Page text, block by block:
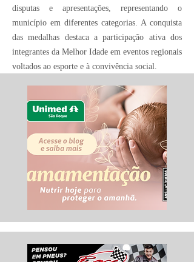
disputas e apresentações, representando o
município em diferentes categorias. A conquista
das medalhas destaca a participação ativa dos
integrantes da Melhor Idade em eventos regionais
voltados ao esporte e à convivência social.